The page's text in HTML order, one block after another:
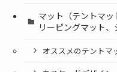
マット（テントマ
リーピングマット、
オススメのテントマ